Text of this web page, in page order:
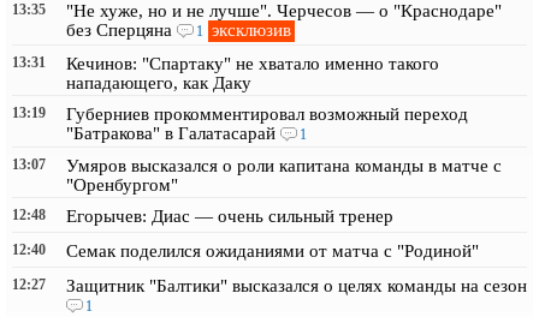
13:35
"Не хуже, но и не лучше". Черчесов — о "Краснодаре"
без Сперцяна
1 эксклюзив
13:31
Кечинов: "Спартаку" не хватало именно такого
нападающего, как Даку
13:19
Губерниев прокомментировал возможный переход
"Батракова" в Галатасарай
1
13:07
Умяров высказался о роли капитана команды в матче с
"Оренбургом"
12:48 Егорычев: Диас — очень сильный тренер
12:40 Семак поделился ожиданиями от матча с "Родиной"
12:27 Защитник "Балтики" высказался о целях команды на сезон
1